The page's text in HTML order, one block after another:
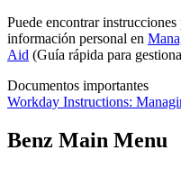
Puede encontrar
información personal en
Aid (Guía rápida para
Documentos importantes
Workday Instructions:
Benz Main Menu